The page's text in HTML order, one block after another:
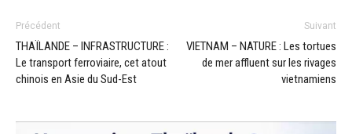
Précédent
THAÏLANDE – INFRASTRUCTURE :
Le transport ferroviaire, cet atout
chinois en Asie du Sud-Est
Suivant
VIETNAM – NATURE : Les tortues
de mer affluent sur les rivages
vietnamiens